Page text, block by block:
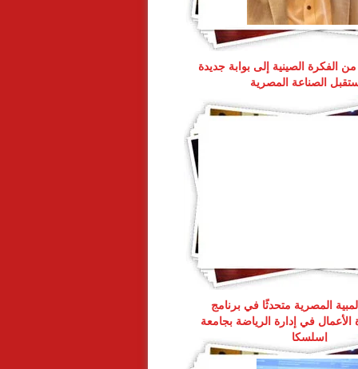
الفكرة الصينية إلى بوابة جديدة
الصناعة المصرية
المصرية متحدثًا في برنامج
الأعمال في إدارة الرياضة بجامعة
إسلسكا